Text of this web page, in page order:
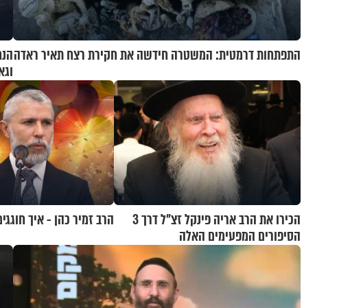
התפתחות דרמטית: המשטרה חידשה את חקירת רצח תאיר ראדה
הכירו את הרב אריה פינקל זצ"ל דרך 3
הסיפורים המפעימים האלה
הרב זמיר כהן - איך